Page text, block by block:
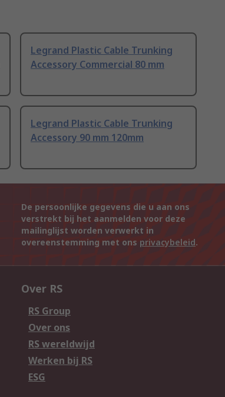
Legrand Plastic Cable Trunking
Accessory Commercial 80 mm
Legrand Plastic Cable Trunking
Accessory 90 mm 120mm
De persoonlijke gegevens die u aan ons
verstrekt bij het aanmelden voor deze
mailinglijst worden verwerkt in
overeenstemming met ons privacybeleid.
Over RS
RS Group
Over ons
RS wereldwijd
Werken bij RS
ESG